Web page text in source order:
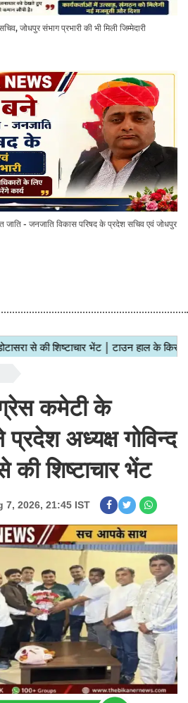
जोधपुर संभाग प्रभारी की भी मिली जिम्मेदारी
जाति - जनजाति विकास परिषद के प्रदेश सचिव एवं जोधपुर
कमेटी के
प्रदेश अध्यक्ष गोविन्द
की शिष्टाचार भेंट
7, 2026, 21:45 IST